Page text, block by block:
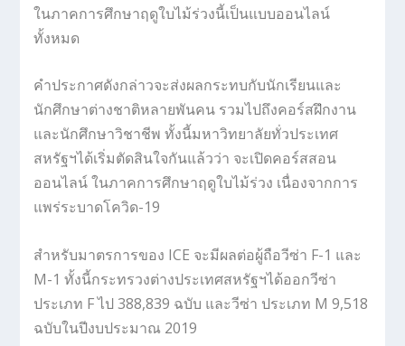
ในภาคการศึกษาฤดูใบไม้ร่วงนี้เป็นแบบออนไลน์
ทั้งหมด
คำประกาศดังกล่าวจะส่งผลกระทบกับนักเรียนและ
นักศึกษาต่างชาติหลายพันคน รวมไปถึงคอร์สฝึกงาน
และนักศึกษาวิชาชีพ ทั้งนี้มหาวิทยาลัยทั่วประเทศ
สหรัฐฯได้เริ่มตัดสินใจกันแล้วว่า จะเปิดคอร์สสอน
ออนไลน์ ในภาคการศึกษาฤดูใบไม้ร่วง เนื่องจากการ
แพร่ระบาดโควิด-19
สำหรับมาตรการของ ICE จะมีผลต่อผู้ถือวีซ่า F-1 และ
M-1 ทั้งนี้กระทรวงต่างประเทศสหรัฐฯได้ออกวีซ่า
ประเภท F ไป 388,839 ฉบับ และวีซ่า ประเภท M 9,518
ฉบับในปีงบประมาณ 2019